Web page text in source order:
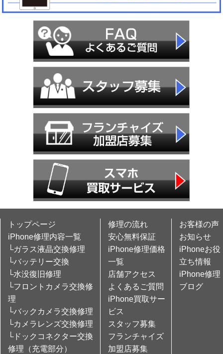
トップページ
iPhone修理内容一覧
└ガラス液晶交換修理
└バッテリー交換
└水没復旧修理
└フロントカメラ交換修
理
└バックカメラ交換修理
└カメラレンズ交換修理
└ドックコネクター交換
修理（充電部分）
修理の流れ
安心無料保証
iPhone修理価格
一覧
店舗アクセス
よくあるご質問
iPhone買取サー
ビス
スタッフ募集
フランチャイズ
加盟店募集
お客様の声
お知らせ
iPhoneお役
立ち情報
iPhone修理
ブログ